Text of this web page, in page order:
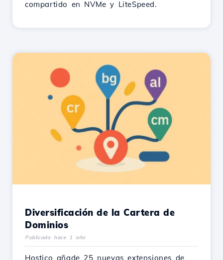
compartido en NVMe y LiteSpeed.
Diversificación de la Cartera de
Dominios
Publicado hace 1 año
Hostico añade 25 nuevas extensiones de